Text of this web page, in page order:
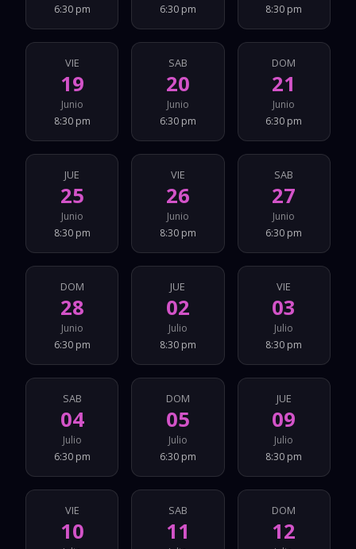
6:30 pm
6:30 pm
8:30 pm
VIE
19
Junio
8:30 pm
SAB
20
Junio
6:30 pm
DOM
21
Junio
6:30 pm
JUE
25
Junio
8:30 pm
VIE
26
Junio
8:30 pm
SAB
27
Junio
6:30 pm
DOM
28
Junio
6:30 pm
JUE
02
Julio
8:30 pm
VIE
03
Julio
8:30 pm
SAB
04
Julio
6:30 pm
DOM
05
Julio
6:30 pm
JUE
09
Julio
8:30 pm
VIE
10
SAB
11
DOM
12